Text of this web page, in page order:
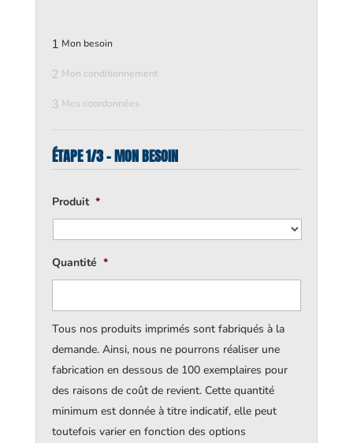
1 Mon besoin
2 Mon conditionnement
3 Mes coordonnées
ÉTAPE 1/3 - MON BESOIN
Produit *
Quantité *
Tous nos produits imprimés sont fabriqués à la
demande. Ainsi, nous ne pourrons réaliser une
fabrication en dessous de 100 exemplaires pour
des raisons de coût de revient. Cette quantité
minimum est donnée à titre indicatif, elle peut
toutefois varier en fonction des options